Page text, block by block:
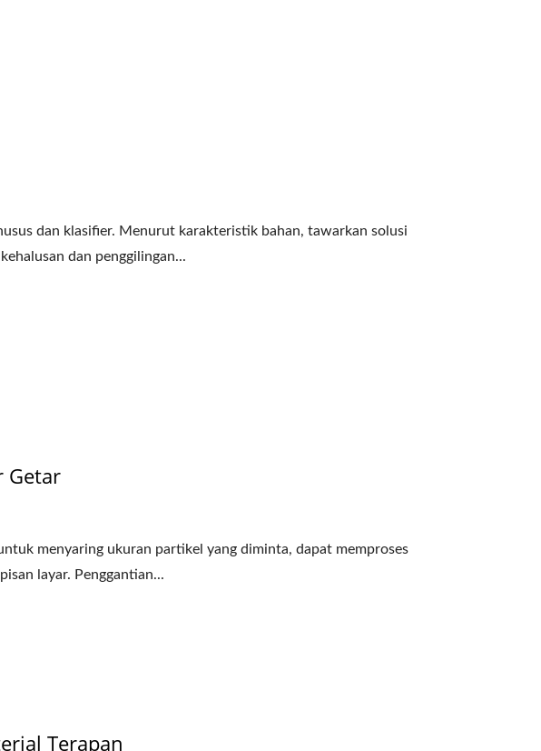
dan klasifier. Menurut karakteristik bahan, tawarkan solusi
dan penggilingan...
Getar
menyaring ukuran partikel yang diminta, dapat memproses
layar. Penggantian...
Terapan